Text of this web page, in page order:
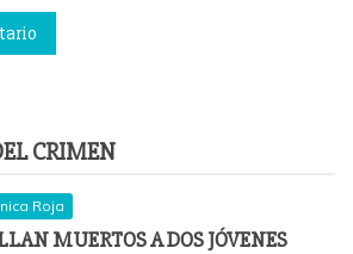
CRIMEN
Roja
MUERTOS A DOS JÓVENES